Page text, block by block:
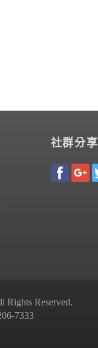
社群分享
Reserved.
7333